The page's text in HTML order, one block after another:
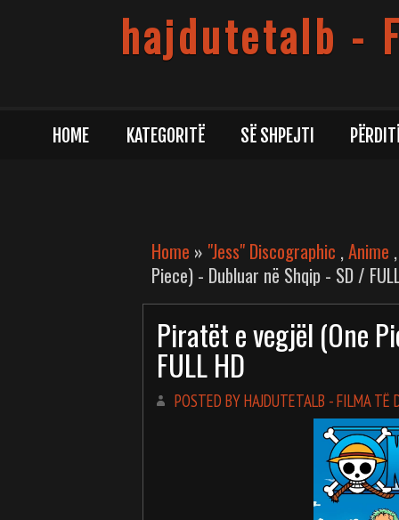
hajdutetalb -
HOME KATEGORITË SË SHPEJTI
Home » "Jess" Discographic ,Anime
Piece) - Dubluar në Shqip - SD /
Piratët e vegjël (One
FULL HD
POSTED BY HAJDUTETALB - FILMA TË